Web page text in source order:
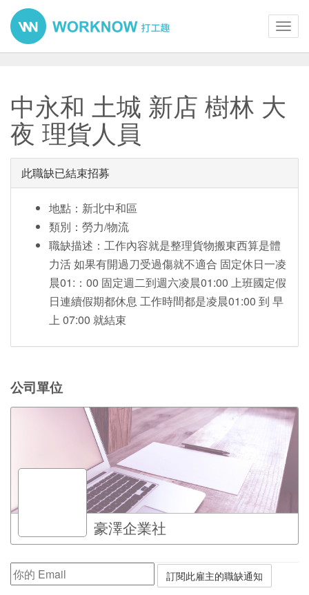
中永和 土城 新店 樹林 大
夜 理貨人員
此職缺已結束招募
地點：新北中和區
類別：勞力/物流
職缺描述：工作內容就是整理貨物搬東西算是體
力活 如果有開過刀受過傷就不適合 固定休日一凌
晨01:：00 固定週二到週六凌晨01:00 上班國定假
日連續假期都休息 工作時間都是凌晨01:00 到 早
上 07:00 就結束
公司單位
豪澤企業社